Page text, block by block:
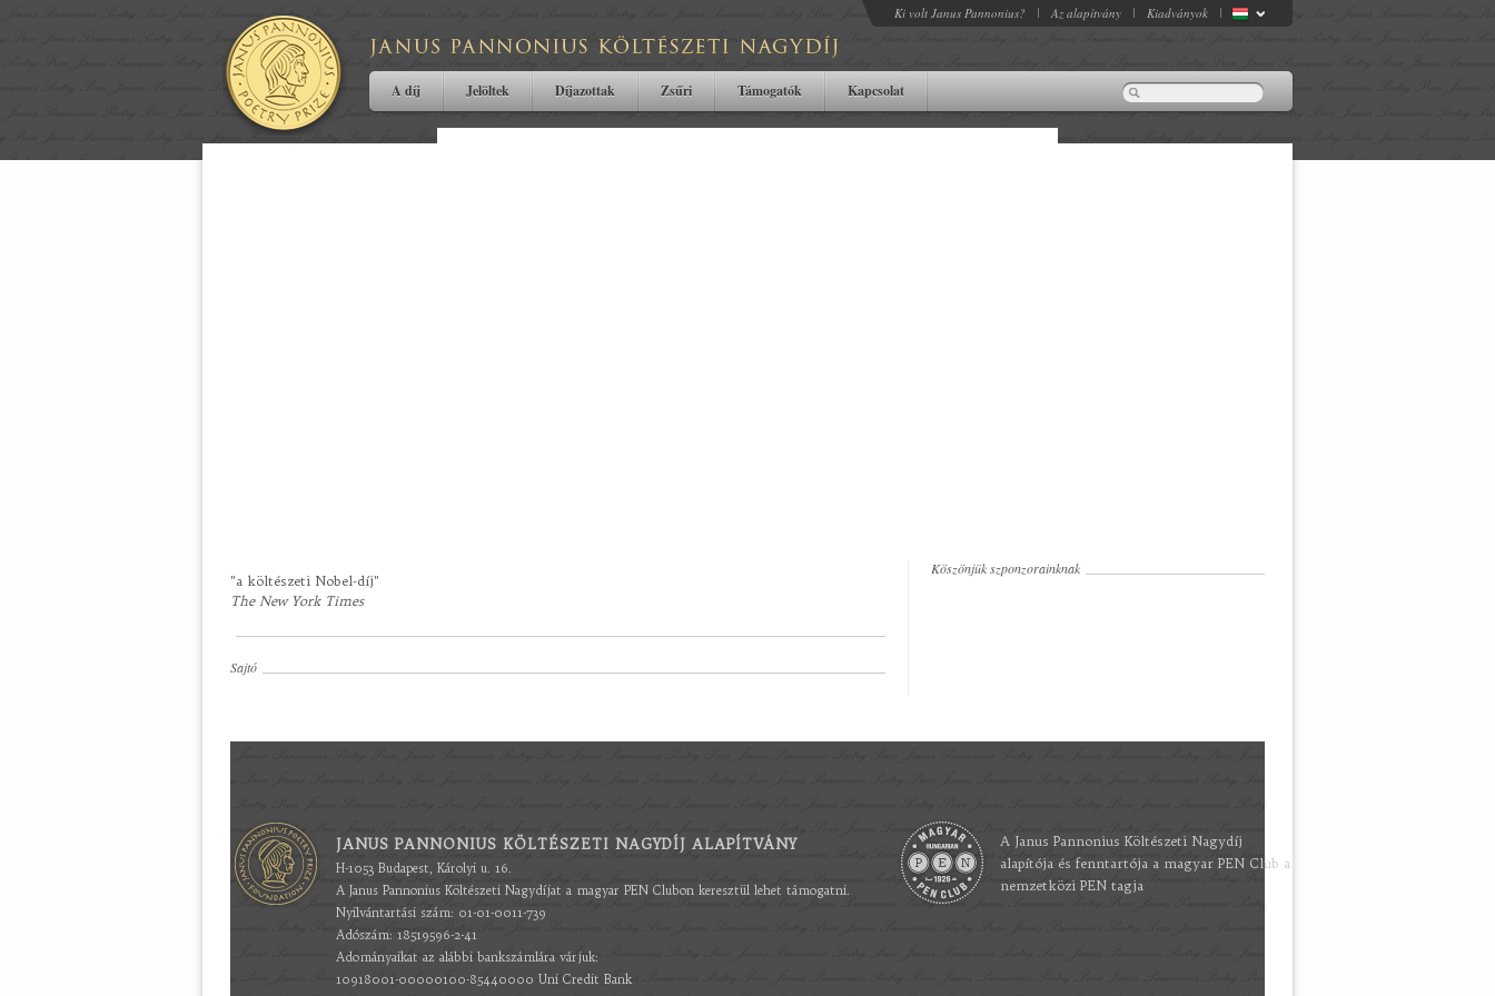
Ki volt Janus Pannonius? Az alapítvány Kiadványok
A díj Jelöltek Díjazottak Zsűri Támogatók Kapcsolat
"a költészeti Nobel-díj"
The New York Times
Sajtó
Köszönjük szponzorainknak
JANUS PANNONIUS KÖLTÉSZETI NAGYDÍJ ALAPÍTVÁNY
H-1053 Budapest, Károlyi u. 16.
A Janus Pannonius Költészeti Nagydíjat a magyar PEN Clubon keresztül lehet támogatni.
Nyilvántartási szám: 01-01-0011-739
Adószám: 18519596-2-41
Adományaikat az alábbi bankszámlára várjuk:
10918001-00000100-85440000 Uni Credit Bank
A Janus Pannonius Költészeti Nagydíj
alapítója és fenntartója a magyar PEN Club a
nemzetközi PEN tagja